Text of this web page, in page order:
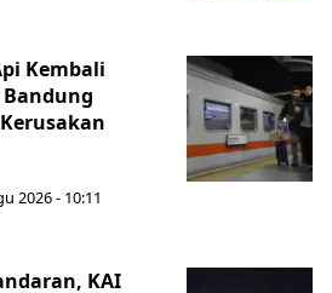
Kembali
Bandung
2026 - 10:11
KAI